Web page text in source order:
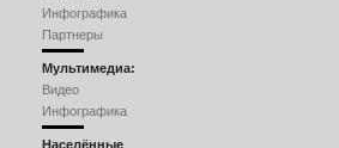
Инфографика
Партнеры
Мультимедиа:
Видео
Инфографика
Населённые